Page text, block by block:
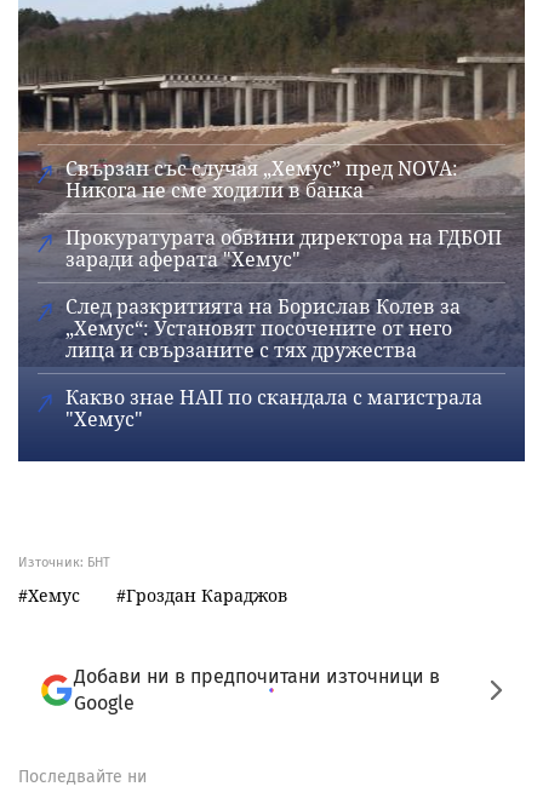
Свързан със случая „Хемус” пред NOVA:
Никога не сме ходили в банка
Прокуратурата обвини директора на ГДБОП
заради аферата "Хемус"
След разкритията на Борислав Колев за
„Хемус“: Установят посочените от него
лица и свързаните с тях дружества
Какво знае НАП по скандала с магистрала
"Хемус"
Източник: БНТ
Хемус Гроздан Караджов
Добави ни в предпочитани източници в
Google
Последвайте ни